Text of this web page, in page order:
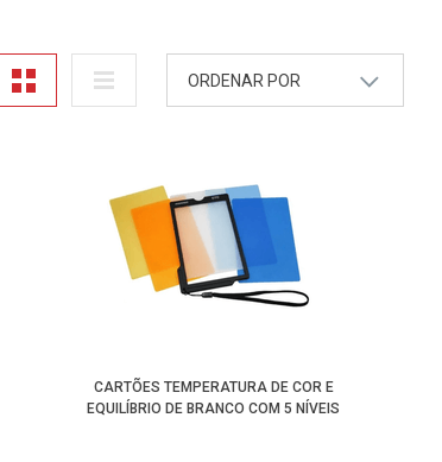
ORDENAR POR
Mais Vendidos
Maior Preço
Menor Preço
CARTÕES TEMPERATURA DE COR E
EQUILÍBRIO DE BRANCO COM 5 NÍVEIS